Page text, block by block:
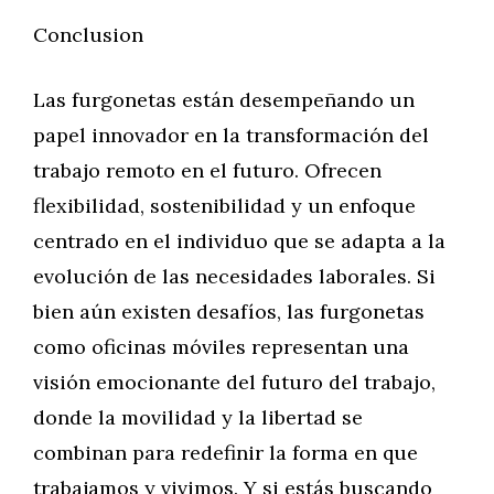
Conclusion
Las furgonetas están desempeñando un
papel innovador en la transformación del
trabajo remoto en el futuro. Ofrecen
flexibilidad, sostenibilidad y un enfoque
centrado en el individuo que se adapta a la
evolución de las necesidades laborales. Si
bien aún existen desafíos, las furgonetas
como oficinas móviles representan una
visión emocionante del futuro del trabajo,
donde la movilidad y la libertad se
combinan para redefinir la forma en que
trabajamos y vivimos. Y si estás buscando